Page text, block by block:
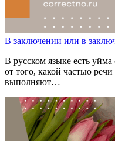
В заключении или в
В русском языке есть
от того, какой частью
выполняют…